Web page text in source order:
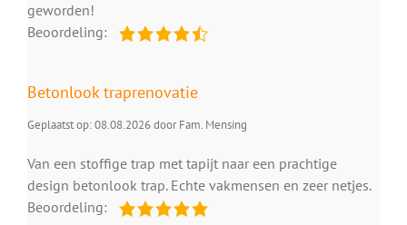
geworden!
Beoordeling:
Betonlook traprenovatie
Geplaatst op: 08.08.2026 door Fam. Mensing
Van een stoffige trap met tapijt naar een prachtige
design betonlook trap. Echte vakmensen en zeer netjes.
Beoordeling: